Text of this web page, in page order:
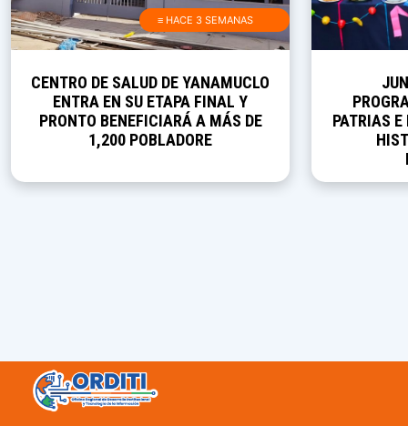
≡ HACE 3 SEMANAS
CENTRO DE SALUD DE YANAMUCLO
ENTRA EN SU ETAPA FINAL Y
PRONTO BENEFICIARÁ A MÁS DE
1,200 POBLADORE
PATRIAS